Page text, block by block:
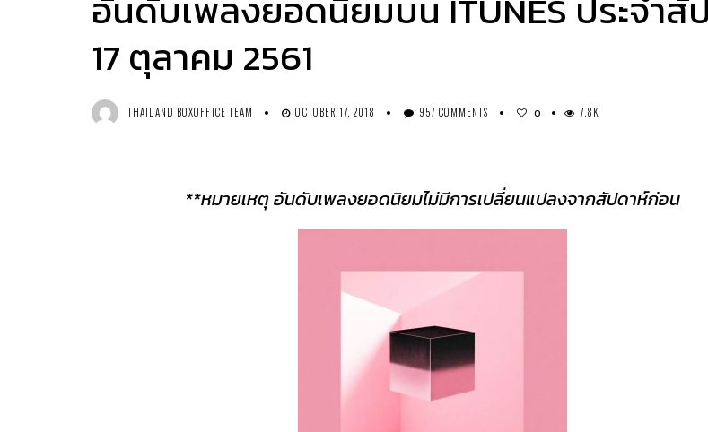
17 ตุลาคม 2561
THAILAND BOXOFFICE TEAM OCTOBER 17, 2018 957 COMMENTS 0 7.8K
**หมายเหตุ อันดับเพลงยอดนิยมไม่มีการเปลี่ยนแปลงจากสัปดาห์ก่อน